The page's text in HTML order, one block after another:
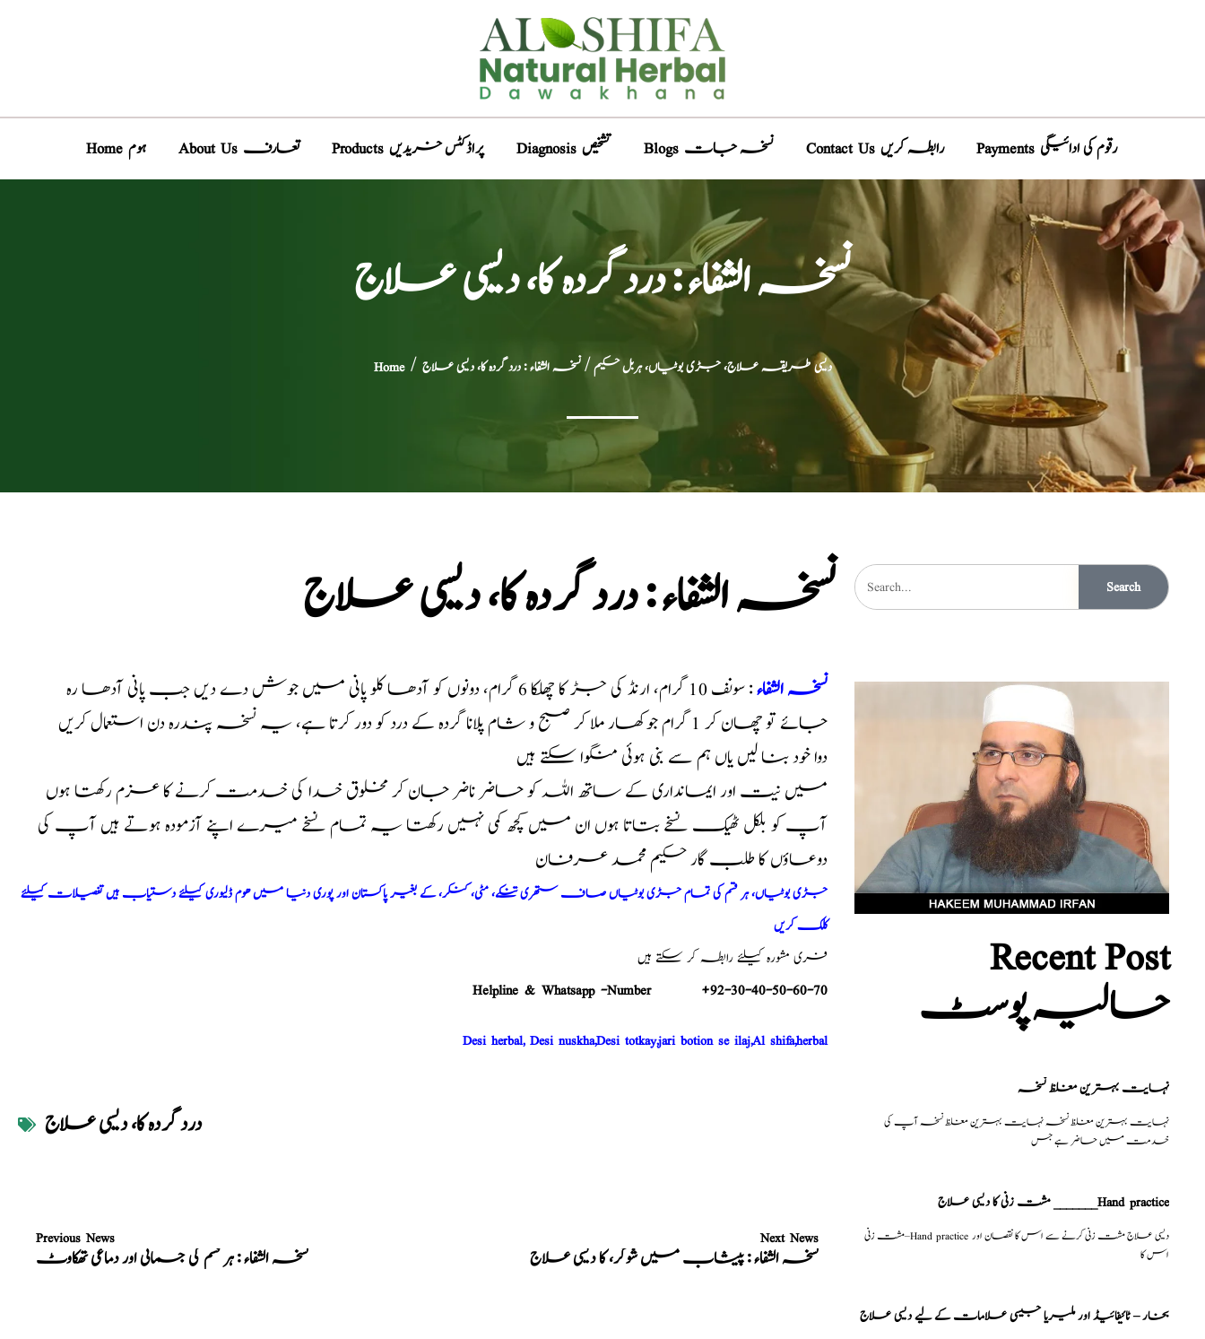
Home ہوم About Us تعارف Products پراڈکٹس خریدیں Diagnosis تشخیص Blogs نسخہ جات Contact Us رابطہ کریں Payments رقوم کی ادائیگی
نسخہ الشفاء : درد گردہ کا، دیسی علاج
Home/ دیسی طریقہ علاج، جڑی بوٹیاں، ہربل حکیم/ نسخہ الشفاء : درد گردہ کا، دیسی علاج
نسخہ الشفاء : درد گردہ کا، دیسی علاج
نسخہ الشفاء
: سونف 10 گرام، ارنڈ کی جڑ کا چھلکا 6 گرام، دونوں کو آدھا کلو پانی میں جوش دے دیں جب پانی آدھا رہ
جائے تو چھان کر 1 گرام جوکھار ملا کر صبح و شام پلانا گردہ کے درد کو دور کرتا ہے، یہ نسخہ پندرہ دن استعمال کریں
دوا خود بنا لیں یاں ہم سے بنی ہوئی منگوا سکتے ہیں
میں نیت اور ایمانداری کے ساتھ اللہ کو حاضر ناضر جان کر مخلوق خدا کی خدمت کرنے کا عزم رکھتا ہوں
آپ کو بلکل ٹھیک نسخے بتاتا ہوں ان میں کچھ کمی نہیں رکھتا یہ تمام نسخے میرے اپنے آزمودہ ہوتے ہیں آپ کی
دوعاؤں کا طلب گار حکیم محمد عرفان
جڑی بوٹیاں، ہر قسم کی تمام جڑی بوٹیاں صاف ستھری تنکے، مٹی، کنکر، کے بغیر پاکستان اور پوری دنیا میں ھوم ڈلیوری کیلئے دستیاب ہیں تفصیلات کیلئے
کلک کریں
فری مشورہ کیلئے رابطہ کر سکتے ہیں
Helpline & Whatsapp -Number +92-30-40-50-60-70
Desi herbal, Desi nuskha,Desi totkay,jari botion se ilaj,Al shifa,herbal
درد گردہ کا، دیسی علاج
Previous News
نسخہ الشفاء : ہر قسم کی جسمانی اور دماغی تھکاوٹ
Next News
نسخہ الشفاء : پیشاب میں شوگر، کا دیسی علاج
Search
Recent Post
حالیہ پوسٹ
نہایت بہترین مغلظ نسخہ
نہایت بہترین مغلظ نسخہ نہایت بہترین مغلظ نسخہ آپ کی
خدمت میں حاضر ہے جس
مشت زنی کا دیسی علاج _______Hand practice
مشت زنی–Hand practice دیسی علاج مشت زنی کرنے سے اس کا نقصان اور
اس کا
بخار – ٹائیفائیڈ اور ملیریا جیسی علامات کے لیے دیسی علاج